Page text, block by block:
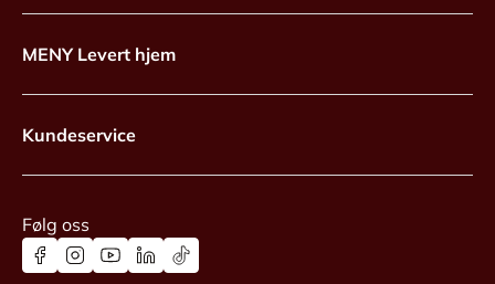
MENY Levert hjem
Kundeservice
Følg oss